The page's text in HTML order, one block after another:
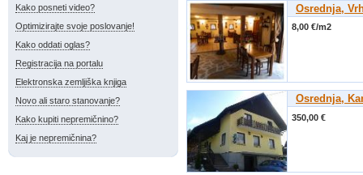
Kako posneti video?
Optimizirajte svoje poslovanje!
Kako oddati oglas?
Registracija na portalu
Elektronska zemljiška knjiga
Novo ali staro stanovanje?
Kako kupiti nepremičnino?
Kaj je nepremičnina?
Osrednja,
8,00 €/m2
Osrednja,
350,00 €